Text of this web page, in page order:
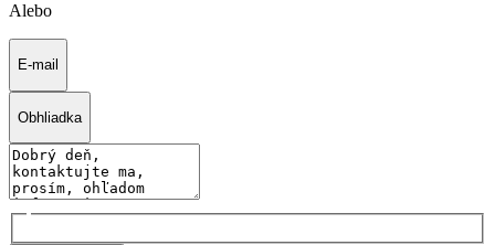
Alebo
E-mail
Obhliadka